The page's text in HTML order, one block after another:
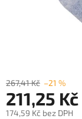
267,41 Kč –21 %
211,25 Kč
174,59 Kč bez DPH